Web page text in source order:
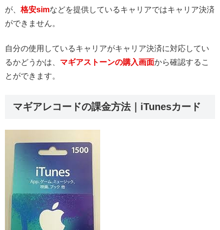
が、 格安simなどを提供しているキャリアではキャリア決済
ができません。
自分の使用しているキャリアがキャリア決済に対応してい
るかどうかは、 マギアストーンの購入画面から確認するこ
とができます。
マギアレコードの課金方法｜iTunesカード